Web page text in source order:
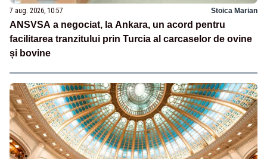
7 aug. 2026, 10:57 Stoica Marian
ANSVSA a negociat, la Ankara, un acord pentru
facilitarea tranzitului prin Turcia al carcaselor de ovine
și bovine